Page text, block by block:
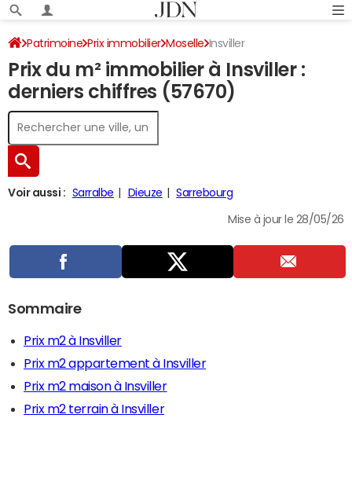
Patrimoine Prix immobilier Moselle Insviller
Prix du m² immobilier à Insviller :
derniers chiffres (57670)
Voir aussi : Sarralbe Dieuze Sarrebourg
Mise à jour le 28/05/26
Sommaire
Prix m2 à Insviller
Prix m2 appartement à Insviller
Prix m2 maison à Insviller
Prix m2 terrain à Insviller